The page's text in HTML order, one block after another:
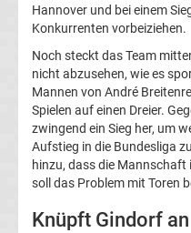
Düsseldorf
Transfergerüchte
FSV
Frankfurt
Hannover und bei einem
Konkurrenten vorbeiziehen.
Noch steckt das Team
nicht abzusehen, wie es
Mannen von André
Spielen auf einen Dreier.
zwingend ein Sieg her, um
Aufstieg in die Bundesliga
hinzu, dass die
soll das Problem mit Toren
Knüpft Gindorf